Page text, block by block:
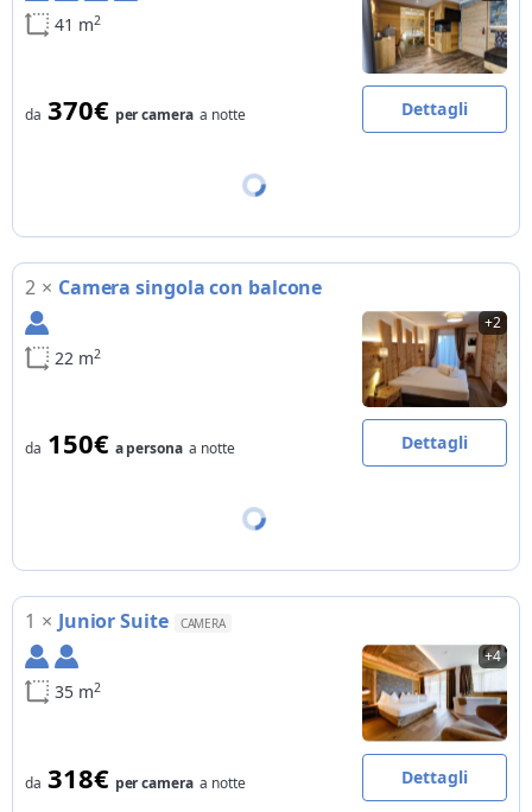
41 m2
da 370€ per camera a notte Dettagli
2 × Camera singola con balcone
22 m2
+2
da 150€ a persona a notte Dettagli
1 × Junior Suite CAMERA
35 m2
+4
da 318€ per camera a notte Dettagli